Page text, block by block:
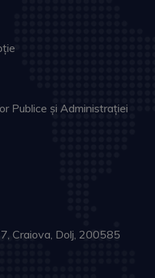
Publice și Administrației
Craiova, Dolj, 200585